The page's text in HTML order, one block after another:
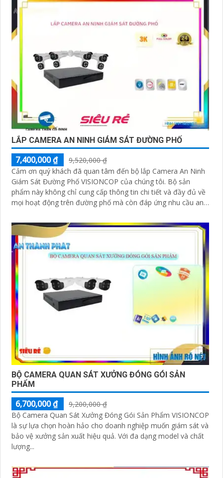
LẮP CAMERA AN NINH GIÁM SÁT ĐƯỜNG PHỐ
7,400,000 ₫
9,520,000 ₫
Cảm ơn quý khách đã quan tâm đến bộ lắp Camera An Ninh
Giám Sát Đường Phố VISIONCOP của chúng tôi. Bộ sản
phẩm này không chỉ cung cấp thông tin chi tiết và đầy đủ về
mọi hoạt động trên đường phố mà còn đáp ứng nhu cầu an
BỘ CAMERA QUAN SÁT XƯỞNG ĐÓNG GÓI SẢN
PHẨM
6,700,000 ₫
9,200,000 ₫
Bộ Camera Quan Sát Xưởng Đóng Gói Sản Phẩm VISIONCOP
là sự lựa chọn hoàn hảo cho doanh nghiệp muốn giám sát và
bảo vệ xưởng sản xuất hiệu quả. Với đa dạng model và chất
lượng...